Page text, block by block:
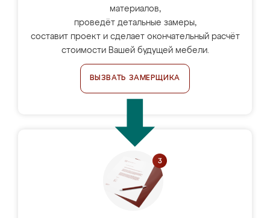
материалов,
проведёт детальные замеры,
составит проект и сделает окончательный расчёт
стоимости Вашей будущей мебели.
ВЫЗВАТЬ ЗАМЕРЩИКА